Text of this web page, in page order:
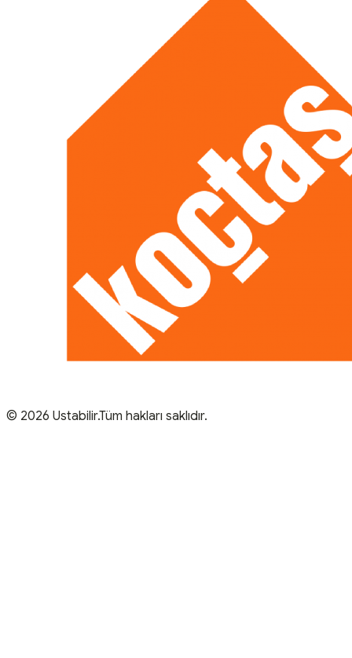
© 2026 Ustabilir.Tüm hakları saklıdır.